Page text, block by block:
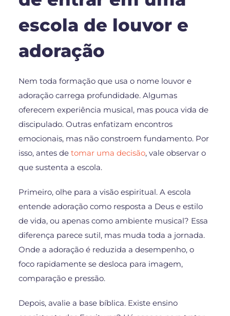
escola de louvor e
adoração
Nem toda formação que usa o nome louvor e
adoração carrega profundidade. Algumas
oferecem experiência musical, mas pouca vida de
discipulado. Outras enfatizam encontros
emocionais, mas não constroem fundamento. Por
isso, antes de tomar uma decisão, vale observar o
que sustenta a escola.
Primeiro, olhe para a visão espiritual. A escola
entende adoração como resposta a Deus e estilo
de vida, ou apenas como ambiente musical? Essa
diferença parece sutil, mas muda toda a jornada.
Onde a adoração é reduzida a desempenho, o
foco rapidamente se desloca para imagem,
comparação e pressão.
Depois, avalie a base bíblica. Existe ensino